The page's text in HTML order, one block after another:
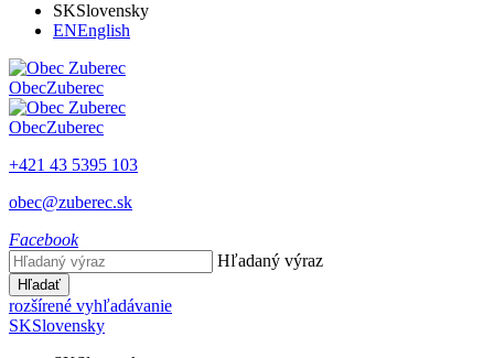
SKSlovensky
ENEnglish
ObecZuberec
ObecZuberec
+421 43 5395 103
obec@zuberec.sk
Facebook
Hľadaný výraz
Hľadať
rozšírené vyhľadávanie
SKSlovensky